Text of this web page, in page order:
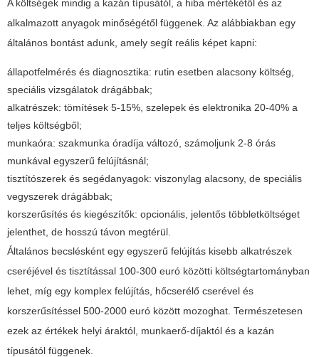
A költségek mindig a kazán típusától, a hiba mértékétől és az
alkalmazott anyagok minőségétől függenek. Az alábbiakban egy
általános bontást adunk, amely segít reális képet kapni:
állapotfelmérés és diagnosztika: rutin esetben alacsony költség,
speciális vizsgálatok drágábbak;
alkatrészek: tömítések 5-15%, szelepek és elektronika 20-40% a
teljes költségből;
munkaóra: szakmunka óradíja változó, számoljunk 2-8 órás
munkával egyszerű felújításnál;
tisztítószerek és segédanyagok: viszonylag alacsony, de speciális
vegyszerek drágábbak;
korszerűsítés és kiegészítők: opcionális, jelentős többletköltséget
jelenthet, de hosszú távon megtérül.
Általános becslésként egy egyszerű felújítás kisebb alkatrészek
cseréjével és tisztítással 100-300 euró közötti költségtartományban
lehet, míg egy komplex felújítás, hőcserélő cserével és
korszerűsítéssel 500-2000 euró között mozoghat. Természetesen
ezek az értékek helyi áraktól, munkaerő-díjaktól és a kazán
típusától függenek.